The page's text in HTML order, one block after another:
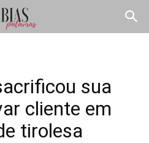
sua
cliente em
tirolesa